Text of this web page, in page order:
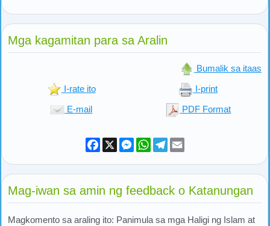
Mga kagamitan para sa Aralin
Bumalik sa itaas
I-rate ito I-print
E-mail PDF Format
Facebook
X Messenger
WhatsApp
Telegram
Mag-iwan sa amin ng feedback o Katanungan
Magkomento sa araling ito: Panimula sa mga Haligi ng Islam at